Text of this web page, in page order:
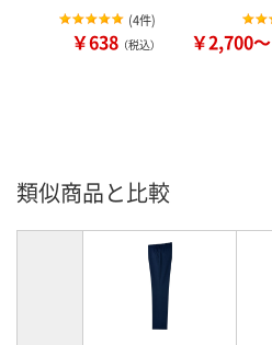
(4件)
￥638 （税込） ￥2,700～
類似商品と比較